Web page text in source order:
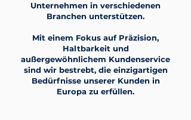
Unternehmen in verschiedenen
Branchen unterstützen.
Mit einem Fokus auf Präzision,
Haltbarkeit und
außergewöhnlichem Kundenservice
sind wir bestrebt, die einzigartigen
Bedürfnisse unserer Kunden in
Europa zu erfüllen.